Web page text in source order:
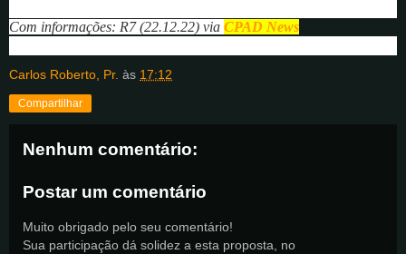
Com informações: R7 (22.12.22) via CPAD News
Carlos Roberto, Pr. às 17:12
Compartilhar
Nenhum comentário:
Postar um comentário
Muito obrigado pelo seu comentário!
Sua participação dá solidez a esta proposta, no